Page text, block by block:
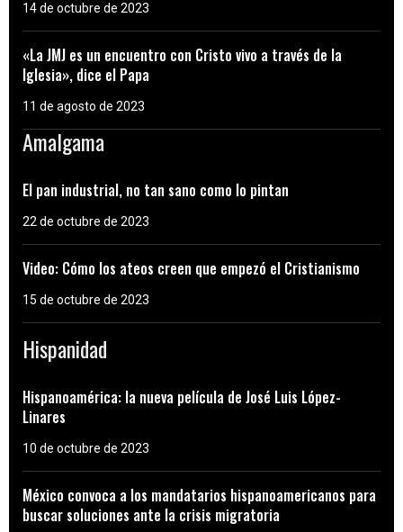
14 de octubre de 2023
«La JMJ es un encuentro con Cristo vivo a través de la
Iglesia», dice el Papa
11 de agosto de 2023
Amalgama
El pan industrial, no tan sano como lo pintan
22 de octubre de 2023
Video: Cómo los ateos creen que empezó el Cristianismo
15 de octubre de 2023
Hispanidad
Hispanoamérica: la nueva película de José Luis López-
Linares
10 de octubre de 2023
México convoca a los mandatarios hispanoamericanos para
buscar soluciones ante la crisis migratoria